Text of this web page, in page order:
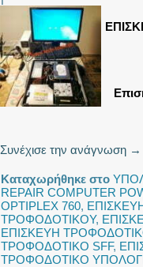
Συνέχισε την ανάγνωση →
Καταχωρήθηκε στο
REPAIR COMPUTER
OPTIPLEX 760,
ΤΡΟΦΟΔΟΤΙΚΟΥ,
ΕΠΙΣΚΕΥΗ
ΤΡΟΦΟΔΟΤΙΚΟ SFF,
ΤΡΟΦΟΔΟΤΙΚΟ